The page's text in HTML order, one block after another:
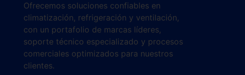
Ofrecemos soluciones confiables en
climatización, refrigeración y ventilación,
con un portafolio de marcas líderes,
soporte técnico especializado y procesos
comerciales optimizados para nuestros
clientes.